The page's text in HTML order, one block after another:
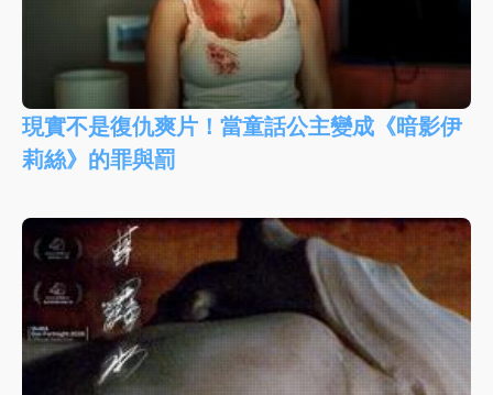
現實不是復仇爽片！當童話公主變成《暗影伊
莉絲》的罪與罰